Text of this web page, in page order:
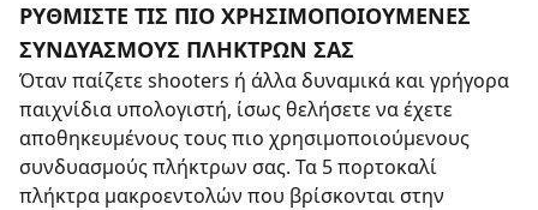
ΡΥΘΜΙΣΤΕ ΤΙΣ ΠΙΟ ΧΡΗΣΙΜΟΠΟΙΟΥΜΕΝΕΣ
ΣΥΝΔΥΑΣΜΟΥΣ ΠΛΗΚΤΡΩΝ ΣΑΣ
Όταν παίζετε shooters ή άλλα δυναμικά και γρήγορα
παιχνίδια υπολογιστή, ίσως θελήσετε να έχετε
αποθηκευμένους τους πιο χρησιμοποιούμενους
συνδυασμούς πλήκτρων σας. Τα 5 πορτοκαλί
πλήκτρα μακροεντολών που βρίσκονται στην